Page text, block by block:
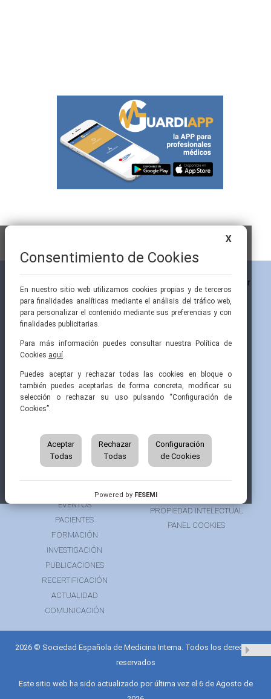
Pintor Ribera, 3
28016 Madrid
91 519 70 80
91 519 70 81
semi@fesemi.org
femi@fesemi.org
ÁREA DE SOCIO
GRUPOS DE TRABAJO
EVENTOS
PACIENTES
FORMACIÓN
INVESTIGACIÓN
PUBLICACIONES
RECERTIFICACIÓN
ACTUALIDAD
COMUNICACIÓN
AVISO LEGAL
AVISO PARA PACIENTES
FINANCIACIÓN
POLÍTICA DE COOKIES
PROPIEDAD INTELECTUAL
PANEL COOKIES
2026 © Sociedad Española de Medicina Interna. Todos los derechos
reservados
Este sitio web ha sido actualizado por última vez el 6 de Agosto de
X
Consentimiento de Cookies
En nuestro sitio web utilizamos cookies propias y de terceros
para finalidades analíticas mediante el análisis del tráfico web,
para personalizar el contenido mediante sus preferencias y con
finalidades publicitarias.
Para más información puedes consultar nuestra Política de
Cookies aquí.
Puedes aceptar y rechazar todas las cookies en bloque o
también puedes aceptarlas de forma concreta, modificar su
selección o rechazar su uso pulsando “Configuración de
Cookies”.
Aceptar
Todas
Rechazar
Todas
Configuración
de Cookies
Powered by FESEMI